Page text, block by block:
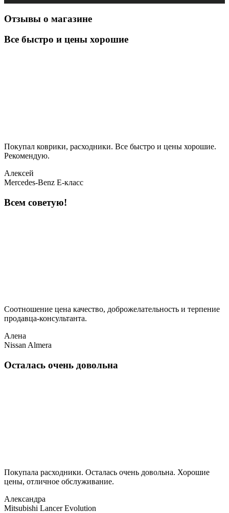
Отзывы о магазине
Все быстро и цены хорошие
Покупал коврики, расходники. Все быстро и цены хорошие.
Рекомендую.
Алексей
Mercedes-Benz E-класс
Всем советую!
Соотношение цена качество, доброжелательность и терпение
продавца-консультанта.
Алена
Nissan Almera
Осталась очень довольна
Покупала расходники. Осталась очень довольна. Хорошие
цены, отличное обслуживание.
Александра
Mitsubishi Lancer Evolution